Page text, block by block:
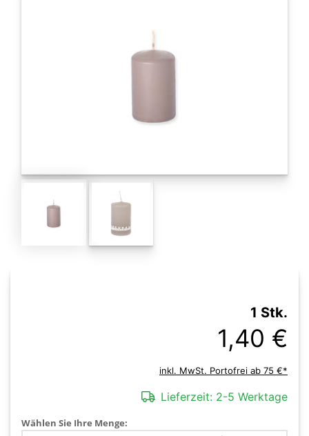
1 Stk.
1,40 €
inkl. MwSt. Portofrei ab 75 €*
Lieferzeit: 2-5 Werktage
Wählen Sie Ihre Menge: